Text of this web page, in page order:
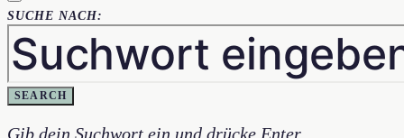
SUCHE NACH:
SEARCH
Gib dein Suchwort ein und drücke Enter.